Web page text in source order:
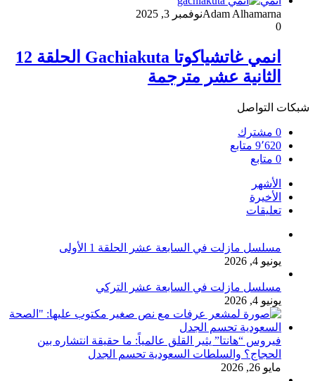
Adam Alhamarnaنوفمبر 3, 2025
0
انمي غاتشياكوتا Gachiakuta الحلقة 12
الثانية عشر مترجمة
شبكات التواصل
0 مشترك
9٬620 متابع
0 متابع
الأشهر
الأخيرة
تعليقات
مسلسل مازلت في السابعة عشر الحلقة 1 الأولى
يونيو 4, 2026
مسلسل مازلت في السابعة عشر التركي
يونيو 4, 2026
فيروس “هانتا” يثير القلق عالمياً: ما حقيقة انتشاره بين
الحجاج؟ والسلطات السعودية تحسم الجدل
مايو 26, 2026